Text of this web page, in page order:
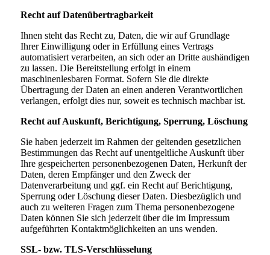
Recht auf Datenübertragbarkeit
Ihnen steht das Recht zu, Daten, die wir auf Grundlage
Ihrer Einwilligung oder in Erfüllung eines Vertrags
automatisiert verarbeiten, an sich oder an Dritte aushändigen
zu lassen. Die Bereitstellung erfolgt in einem
maschinenlesbaren Format. Sofern Sie die direkte
Übertragung der Daten an einen anderen Verantwortlichen
verlangen, erfolgt dies nur, soweit es technisch machbar ist.
Recht auf Auskunft, Berichtigung, Sperrung, Löschung
Sie haben jederzeit im Rahmen der geltenden gesetzlichen
Bestimmungen das Recht auf unentgeltliche Auskunft über
Ihre gespeicherten personenbezogenen Daten, Herkunft der
Daten, deren Empfänger und den Zweck der
Datenverarbeitung und ggf. ein Recht auf Berichtigung,
Sperrung oder Löschung dieser Daten. Diesbezüglich und
auch zu weiteren Fragen zum Thema personenbezogene
Daten können Sie sich jederzeit über die im Impressum
aufgeführten Kontaktmöglichkeiten an uns wenden.
SSL- bzw. TLS-Verschlüsselung